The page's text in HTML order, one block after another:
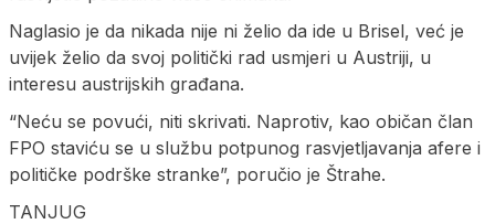
Naglasio je da nikada nije ni želio da ide u Brisel, već je
uvijek želio da svoj politički rad usmjeri u Austriji, u
interesu austrijskih građana.
“Neću se povući, niti skrivati. Naprotiv, kao običan član
FPO staviću se u službu potpunog rasvjetljavanja afere i
političke podrške stranke”, poručio je Štrahe.
TANJUG